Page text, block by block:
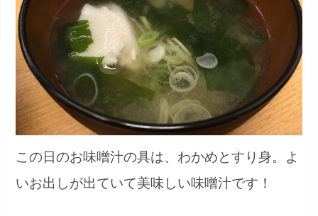
この日のお味噌汁の具は、わかめとすり身。よ
いお出しが出ていて美味しい味噌汁です！